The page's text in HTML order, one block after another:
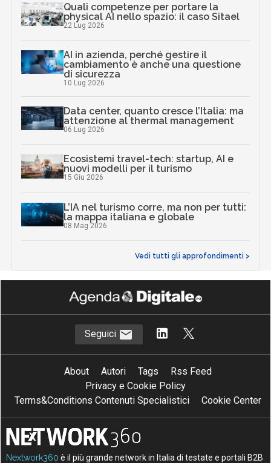
Quali competenze per portare la
physical AI nello spazio: il caso Sitael
22 Lug 2026
AI in azienda, perché gestire il
cambiamento è anche una questione
di sicurezza
10 Lug 2026
Data center, quanto cresce l’Italia: ma
attenzione al thermal management
06 Lug 2026
Ecosistemi travel-tech: startup, AI e
nuovi modelli per il turismo
15 Giu 2026
L’IA nel turismo corre, ma non per tutti:
la mappa italiana e globale
08 Mag 2026
Vedi tutti gli approfondimenti >
Seguici
About Autori Tags
Rss Feed
Privacy e Cookie Policy
Terms&Conditions Contenuti Specialistici
Cookie Center
Nextwork360 è il più grande network in Italia di testate e portali B2B